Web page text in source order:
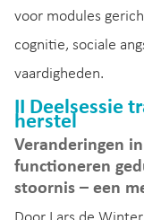
voor modules
cognitie, sociale
vaardigheden.
II Deelsessie
herstel
Veranderingen
functioneren
stoornis – een